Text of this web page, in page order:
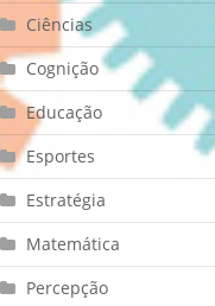
Ciências
Cognição
Educação
Esportes
Estratégia
Matemática
Percepção